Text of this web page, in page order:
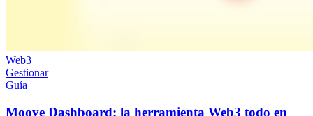
Web3
Gestionar
Guía
Moove Dashboard: la herramienta Web3 todo en